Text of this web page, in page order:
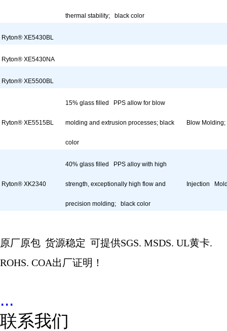
thermal stability; black color
Ryton® XE5430BL
Ryton® XE5430NA
Ryton® XE5500BL
Ryton® XE5515BL
15% glass filled PPS allow for blow
molding and extrusion processes; black
color
Blow
Ryton® XK2340
40% glass filled PPS alloy with high
strength, exceptionally high flow and
precision molding; black color
Injection
原厂原包 货源稳定 可提供SGS. MSDS. UL黄卡.
ROHS. COA出厂证明！
...
联系我们